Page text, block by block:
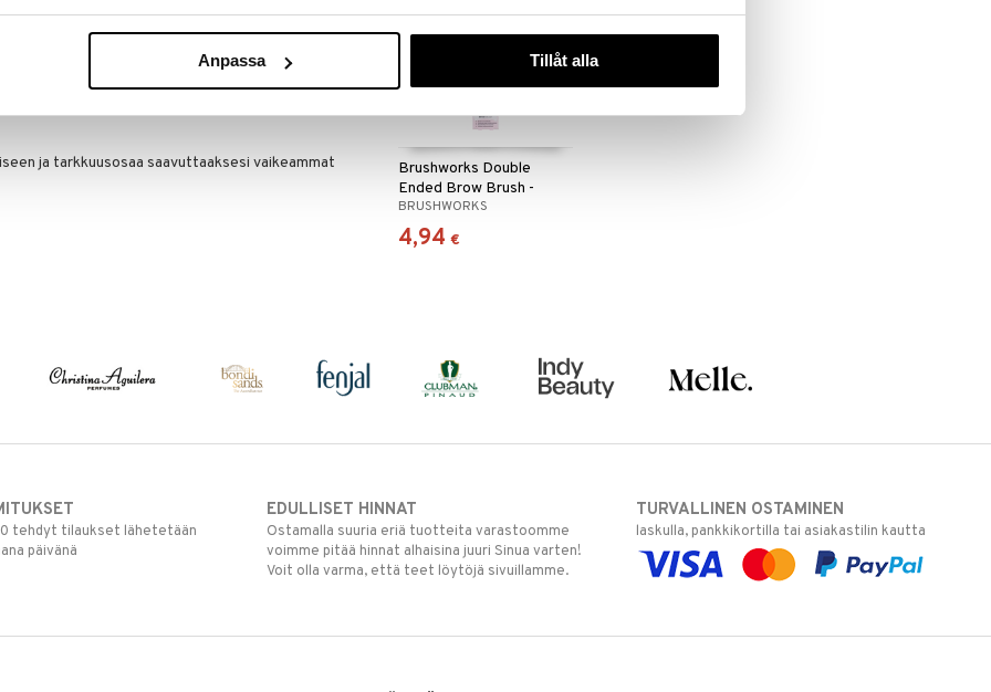
Anpassa Tillåt alla
ja tarkkuusosaa saavuttaaksesi vaikeammat
Brushworks Double
Ended Brow Brush -
White & Gold
BRUSHWORKS
4,94 €
tehdyt tilaukset lähetetään
päivänä
EDULLISET HINNAT
Ostamalla suuria eriä tuotteita varastoomme
voimme pitää hinnat alhaisina juuri Sinua varten!
Voit olla varma, että teet löytöjä sivuillamme.
TURVALLINEN OSTAMINEN
laskulla, pankkikortilla tai asiakastilin kautta